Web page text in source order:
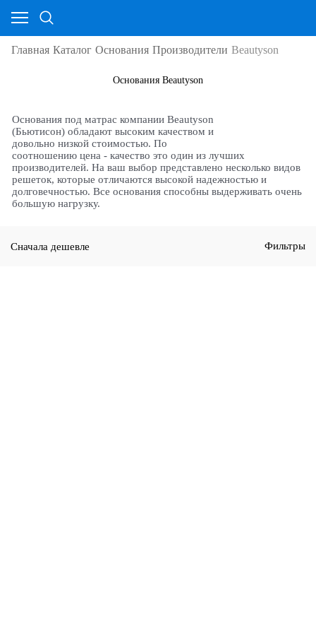
Главная Каталог Основания Производители Beautyson
Основания Beautyson
Основания под матрас компании Beautyson
(Бьютисон) обладают высоким качеством и
довольно низкой стоимостью. По
соотношению цена - качество это один из лучших
производителей. На ваш выбор представлено несколько видов
решеток, которые отличаются высокой надежностью и
долговечностью. Все основания способны выдерживать очень
большую нагрузку.
Сначала дешевле Фильтры